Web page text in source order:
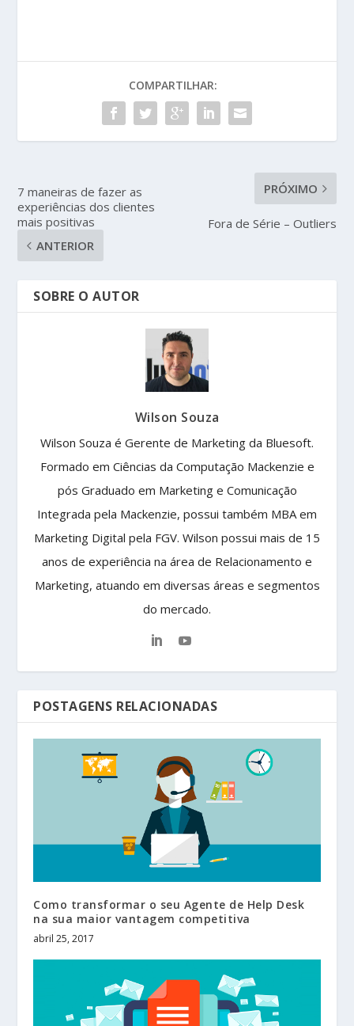
COMPARTILHAR:
7 maneiras de fazer as
experiências dos clientes
mais positivas
ANTERIOR
PRÓXIMO
Fora de Série – Outliers
SOBRE O AUTOR
Wilson Souza
Wilson Souza é Gerente de Marketing da Bluesoft.
Formado em Ciências da Computação Mackenzie e
pós Graduado em Marketing e Comunicação
Integrada pela Mackenzie, possui também MBA em
Marketing Digital pela FGV. Wilson possui mais de 15
anos de experiência na área de Relacionamento e
Marketing, atuando em diversas áreas e segmentos
do mercado.
POSTAGENS RELACIONADAS
Como transformar o seu Agente de Help Desk
na sua maior vantagem competitiva
abril 25, 2017